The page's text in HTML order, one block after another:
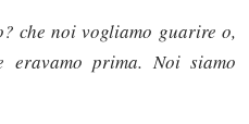
che noi vogliamo guarire o,
eravamo prima. Noi siamo